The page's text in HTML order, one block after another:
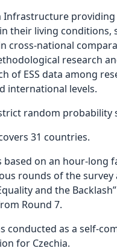
Infrastructure
their living
cross-national
research
of ESS data among
international levels.
random
31 countries.
based on an hour-
rounds of the survey
and the
Round 7.
conducted as a self-
for Czechia.